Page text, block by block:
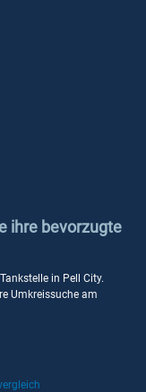
ihre bevorzugte
in Pell City.
Umkreissuche am